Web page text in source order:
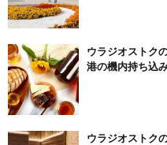
ウラジオストク
港の機内持ち込
ウラジオストク